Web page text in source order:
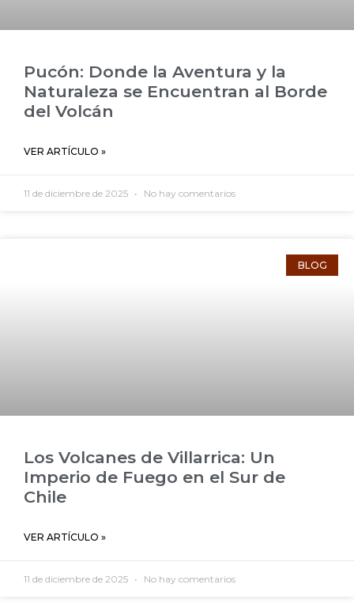
Pucón: Donde la Aventura y la
Naturaleza se Encuentran al Borde
del Volcán
VER ARTÍCULO »
11 de diciembre de 2025 No hay comentarios
BLOG
Los Volcanes de Villarrica: Un
Imperio de Fuego en el Sur de
Chile
VER ARTÍCULO »
11 de diciembre de 2025 No hay comentarios